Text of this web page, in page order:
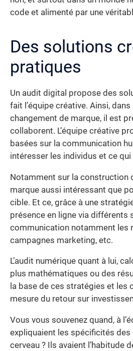
code et alimenté par une
Des solutions
pratiques
Un audit digital propose des
fait l’équipe créative. Ainsi, dans
changement de marque, il est
collaborent. L’équipe créative
basées sur la communication
intéresser les individus et ce
Notamment sur la construction
marque aussi intéressant que
cible. Et ce, grâce à une
présence en ligne via différents
communication notamment les
campagnes marketing, etc.
L’audit numérique quant à lui,
plus mathématiques ou des
la base de ces stratégies et les
mesure du retour sur
Vous vous souvenez quand, à
expliquaient les spécificités
cerveau ? Ils avaient l’habitude